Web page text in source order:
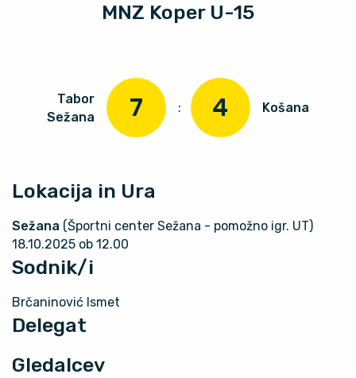
MNZ Koper U-15
Tabor
Sežana
7 : 4 Košana
Lokacija in Ura
Sežana (Športni center Sežana - pomožno igr. UT)
18.10.2025 ob 12.00
Sodnik/i
Brčaninović Ismet
Delegat
Gledalcev